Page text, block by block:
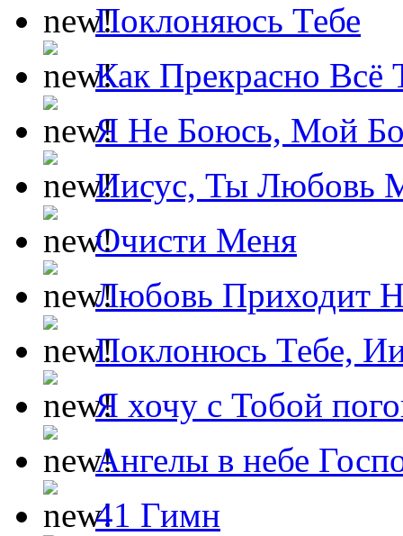
Поклоняюсь Тебе
Как Прекрасно Всё
Я Не Боюсь, Мой
Иисус, Ты Любовь
Очисти Меня
Любовь Приходит
Поклонюсь Тебе,
Я хочу с Тобой
Ангелы в небе
41 Гимн